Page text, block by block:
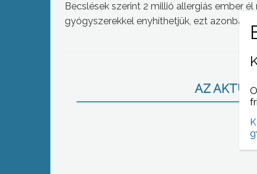
Becslések szerint 2 millió allergiás ember
gyógyszerekkel enyhíthetjük, ezt azonban
AZ